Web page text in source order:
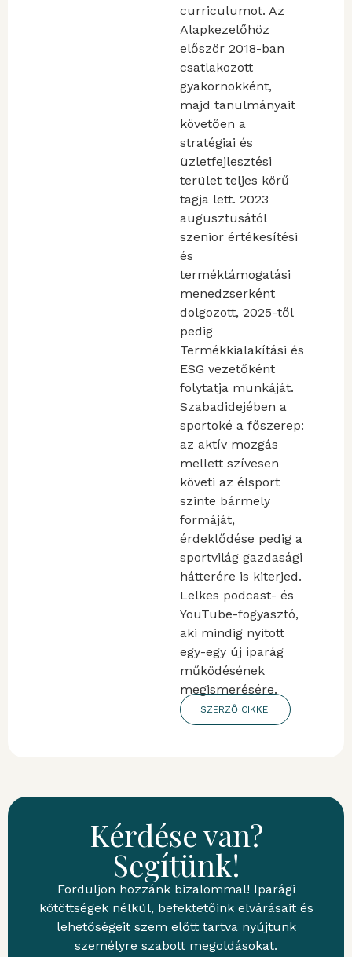
curriculumot. Az
Alapkezelőhöz
először 2018-ban
csatlakozott
gyakornokként,
majd tanulmányait
követően a
stratégiai és
üzletfejlesztési
terület teljes körű
tagja lett. 2023
augusztusától
szenior értékesítési
és
terméktámogatási
menedzserként
dolgozott, 2025-től
pedig
Termékkialakítási és
ESG vezetőként
folytatja munkáját.
Szabadidejében a
sportoké a főszerep:
az aktív mozgás
mellett szívesen
követi az élsport
szinte bármely
formáját,
érdeklődése pedig a
sportvilág gazdasági
hátterére is kiterjed.
Lelkes podcast- és
YouTube-fogyasztó,
aki mindig nyitott
egy-egy új iparág
működésének
megismerésére.
SZERZŐ CIKKEI
Kérdése van?
Segítünk!
Forduljon hozzánk bizalommal! Iparági
kötöttségek nélkül, befektetőink elvárásait és
lehetőségeit szem előtt tartva nyújtunk
személyre szabott megoldásokat.